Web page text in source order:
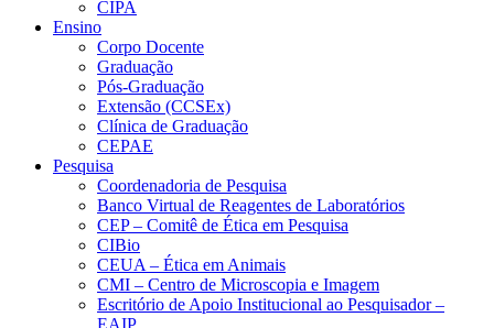
CIPA
Ensino
Corpo Docente
Graduação
Pós-Graduação
Extensão (CCSEx)
Clínica de Graduação
CEPAE
Pesquisa
Coordenadoria de Pesquisa
Banco Virtual de Reagentes de Laboratórios
CEP – Comitê de Ética em Pesquisa
CIBio
CEUA – Ética em Animais
CMI – Centro de Microscopia e Imagem
Escritório de Apoio Institucional ao Pesquisador –
EAIP